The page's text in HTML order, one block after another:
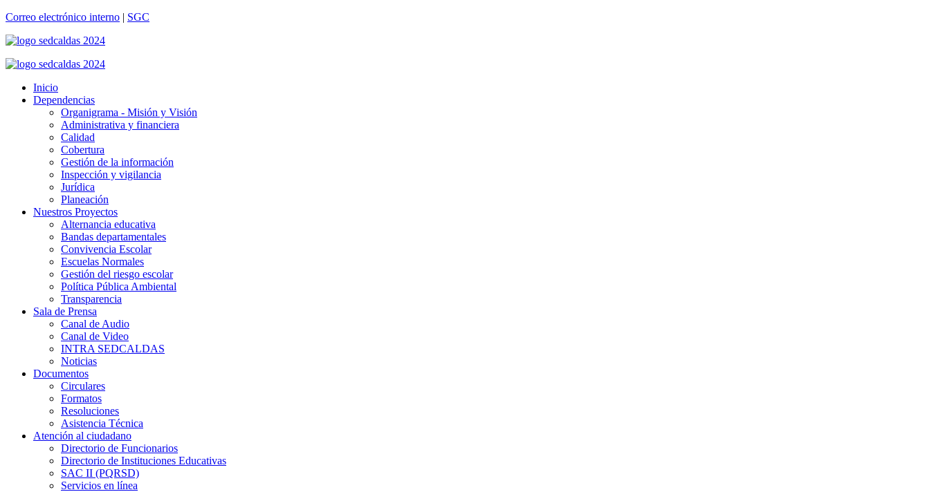
Correo electrónico interno | SGC
Inicio
Dependencias
Organigrama - Misión y Visión
Administrativa y financiera
Calidad
Cobertura
Gestión de la información
Inspección y vigilancia
Jurídica
Planeación
Nuestros Proyectos
Alternancia educativa
Bandas departamentales
Convivencia Escolar
Escuelas Normales
Gestión del riesgo escolar
Política Pública Ambiental
Transparencia
Sala de Prensa
Canal de Audio
Canal de Video
INTRA SEDCALDAS
Noticias
Documentos
Circulares
Formatos
Resoluciones
Asistencia Técnica
Atención al ciudadano
Directorio de Funcionarios
Directorio de Instituciones Educativas
SAC II (PQRSD)
Servicios en línea